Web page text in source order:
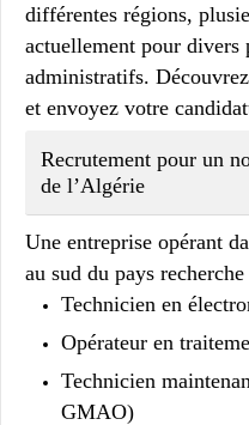
différentes régions,
actuellement pour divers
administratifs.
et envoyez votre
Recrutement pour un
de l’Algérie
Une entreprise opérant
au sud du pays
Technicien en
Opérateur en
Technicien
GMAO)